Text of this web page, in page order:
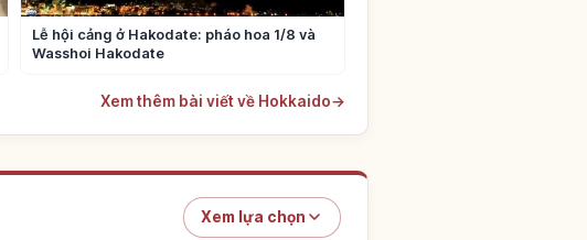
Lễ hội cảng ở Hakodate: pháo hoa 1/8 và
Wasshoi Hakodate
Xem thêm bài viết về Hokkaido→
Xem lựa chọn